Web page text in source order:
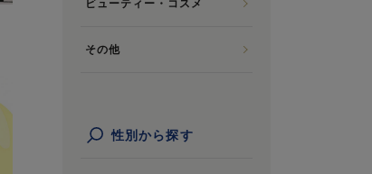
ビューティー・コスメ
その他
性別から探す